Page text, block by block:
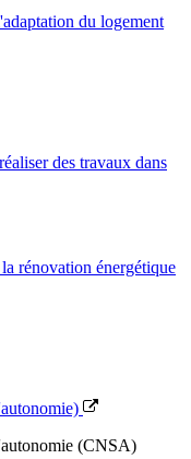
du logement
des travaux dans
rénovation énergétique
(CNSA)